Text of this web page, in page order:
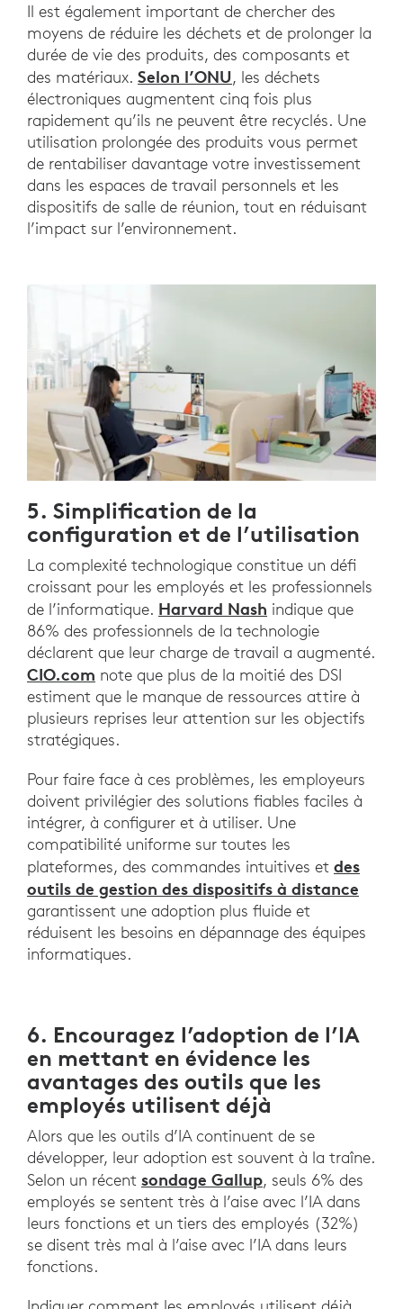
Il est également important de chercher des
moyens de réduire les déchets et de prolonger la
durée de vie des produits, des composants et
des matériaux. Selon l’ONU, les déchets
électroniques augmentent cinq fois plus
rapidement qu’ils ne peuvent être recyclés. Une
utilisation prolongée des produits vous permet
de rentabiliser davantage votre investissement
dans les espaces de travail personnels et les
dispositifs de salle de réunion, tout en réduisant
l’impact sur l’environnement.
5. Simplification de la
configuration et de l’utilisation
La complexité technologique constitue un défi
croissant pour les employés et les professionnels
de l’informatique. Harvard Nash indique que
86% des professionnels de la technologie
déclarent que leur charge de travail a augmenté.
CIO.com note que plus de la moitié des DSI
estiment que le manque de ressources attire à
plusieurs reprises leur attention sur les objectifs
stratégiques.
Pour faire face à ces problèmes, les employeurs
doivent privilégier des solutions fiables faciles à
intégrer, à configurer et à utiliser. Une
compatibilité uniforme sur toutes les
plateformes, des commandes intuitives et des
outils de gestion des dispositifs à distance
garantissent une adoption plus fluide et
réduisent les besoins en dépannage des équipes
informatiques.
6. Encouragez l’adoption de l’IA
en mettant en évidence les
avantages des outils que les
employés utilisent déjà
Alors que les outils d’IA continuent de se
développer, leur adoption est souvent à la traîne.
Selon un récent sondage Gallup, seuls 6% des
employés se sentent très à l’aise avec l’IA dans
leurs fonctions et un tiers des employés (32%)
se disent très mal à l’aise avec l’IA dans leurs
fonctions.